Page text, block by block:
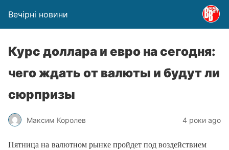
Вечірні новини
Курс доллара и евро на сегодня:
чего ждать от валюты и будут ли
сюрпризы
Максим Королев 4 роки ago
Пятница на валютном рынке пройдет под воздействием